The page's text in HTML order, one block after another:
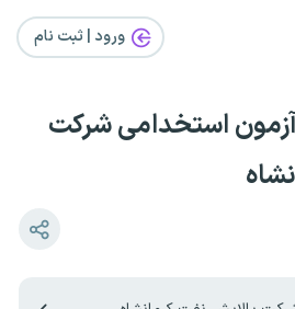
ورود | ثبت‌ نام
استخدامی شرکت